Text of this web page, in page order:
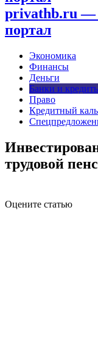
privathb.ru —
портал
Экономика
Финансы
Деньги
Банки и
Право
Кредитный
трудовой
Оцените статью